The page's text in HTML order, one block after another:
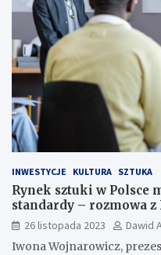
INWESTYCJE KULTURA SZTUKA
Rynek sztuki w Polsce
standardy – rozmowa
26 listopada 2023
Dawid
Iwona Wojnarowicz,